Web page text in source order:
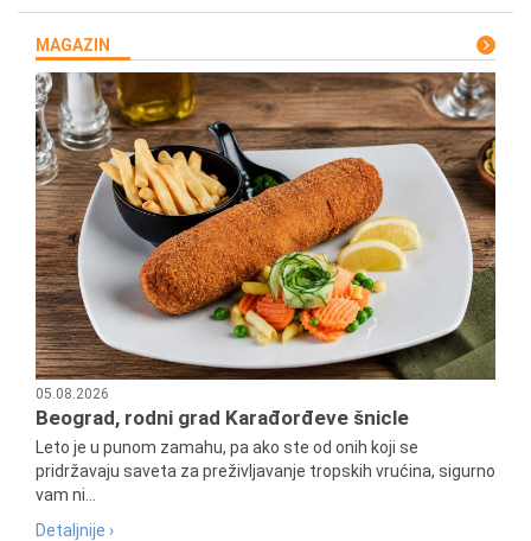
MAGAZIN
05.08.2026
Beograd, rodni grad Karađorđeve šnicle
Leto je u punom zamahu, pa ako ste od onih koji se
pridržavaju saveta za preživljavanje tropskih vrućina, sigurno
vam ni...
Detaljnije ›